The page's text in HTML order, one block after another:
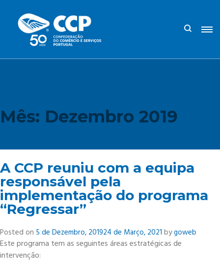
Mês: Dezembro 2019
A CCP reuniu com a equipa
responsável pela
implementação do programa
“Regressar”
Posted on 5 de Dezembro, 201924 de Março, 2021 bygoweb
Este programa tem as seguintes áreas estratégicas de
intervenção: